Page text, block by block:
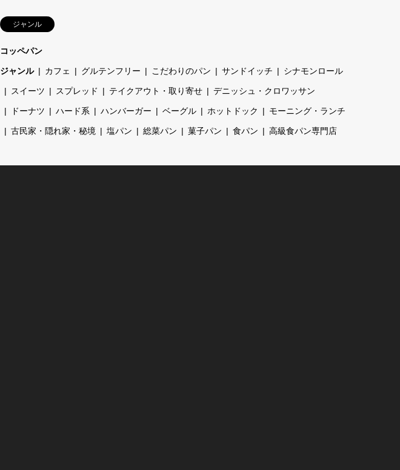
ジャンル
コッペパン
ジャンル カフェ グルテンフリー こだわりのパン サンドイッチ シナモンロール
スイーツ スプレッド テイクアウト・取り寄せ デニッシュ・クロワッサン
ドーナツ ハード系 ハンバーガー ベーグル ホットドック モーニング・ランチ
古民家・隠れ家・秘境 塩パン 総菜パン 菓子パン 食パン 高級食パン専門店